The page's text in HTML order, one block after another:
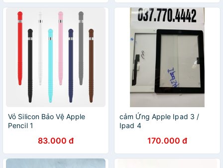
Vỏ Silicon Bảo Vệ Apple
Pencil 1
83.000 đ
cảm Ứng Apple Ipad 3 /
Ipad 4
170.000 đ